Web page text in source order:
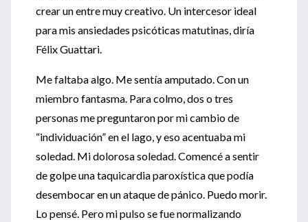
crear un entre muy creativo. Un intercesor ideal
para mis ansiedades psicóticas matutinas, diría
Félix Guattari.
Me faltaba algo. Me sentía amputado. Con un
miembro fantasma. Para colmo, dos o tres
personas me preguntaron por mi cambio de
“individuación” en el lago, y eso acentuaba mi
soledad. Mi dolorosa soledad. Comencé a sentir
de golpe una taquicardia paroxística que podía
desembocar en un ataque de pánico. Puedo morir.
Lo pensé. Pero mi pulso se fue normalizando